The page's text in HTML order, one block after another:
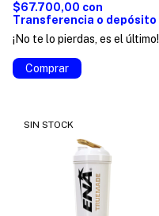
$67.700,00 con
Transferencia o depósito
¡No te lo pierdas, es el último!
Comprar
SIN STOCK